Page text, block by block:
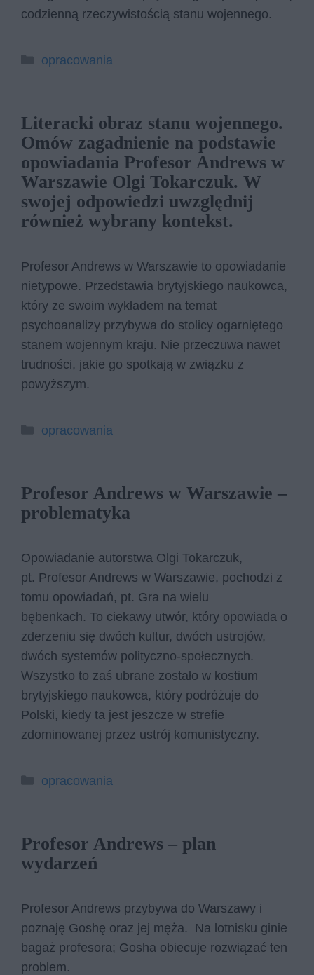
codzienną rzeczywistością stanu wojennego.
Kategorie
opracowania
Literacki obraz stanu wojennego.
Omów zagadnienie na podstawie
opowiadania Profesor Andrews w
Warszawie Olgi Tokarczuk. W
swojej odpowiedzi uwzględnij
również wybrany kontekst.
Profesor Andrews w Warszawie to opowiadanie
nietypowe. Przedstawia brytyjskiego naukowca,
który ze swoim wykładem na temat
psychoanalizy przybywa do stolicy ogarniętego
stanem wojennym kraju. Nie przeczuwa nawet
trudności, jakie go spotkają w związku z
powyższym.
Kategorie
opracowania
Profesor Andrews w Warszawie –
problematyka
Opowiadanie autorstwa Olgi Tokarczuk,
pt. Profesor Andrews w Warszawie, pochodzi z
tomu opowiadań, pt. Gra na wielu
bębenkach. To ciekawy utwór, który opowiada o
zderzeniu się dwóch kultur, dwóch ustrojów,
dwóch systemów polityczno-społecznych.
Wszystko to zaś ubrane zostało w kostium
brytyjskiego naukowca, który podróżuje do
Polski, kiedy ta jest jeszcze w strefie
zdominowanej przez ustrój komunistyczny.
Kategorie
opracowania
Profesor Andrews – plan
wydarzeń
Profesor Andrews przybywa do Warszawy i
poznaję Goshę oraz jej męża. Na lotnisku ginie
bagaż profesora; Gosha obiecuje rozwiązać ten
problem.